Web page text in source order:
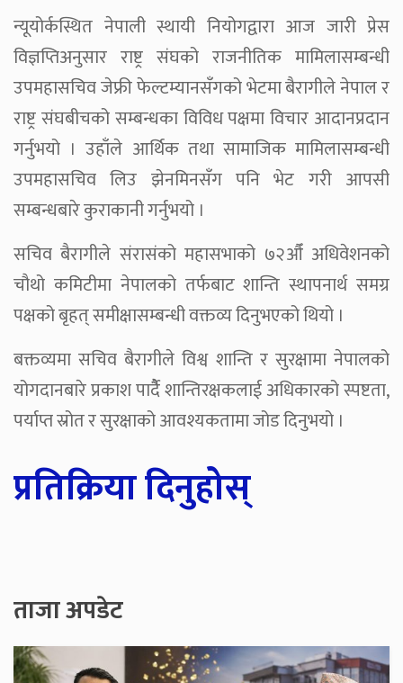
न्यूयोर्कस्थित नेपाली स्थायी नियोगद्वारा आज जारी प्रेस
विज्ञप्तिअनुसार राष्ट्र संघको राजनीतिक मामिलासम्बन्धी
उपमहासचिव जेफ्री फेल्टम्यानसँगको भेटमा बैरागीले नेपाल र
राष्ट्र संघबीचको सम्बन्धका विविध पक्षमा विचार आदानप्रदान
गर्नुभयो । उहाँले आर्थिक तथा सामाजिक मामिलासम्बन्धी
उपमहासचिव लिउ झेनमिनसँग पनि भेट गरी आपसी
सम्बन्धबारे कुराकानी गर्नुभयो ।
सचिव बैरागीले संरासंको महासभाको ७२औँ अधिवेशनको
चौथो कमिटीमा नेपालको तर्फबाट शान्ति स्थापनार्थ समग्र
पक्षको बृहत् समीक्षासम्बन्धी वक्तव्य दिनुभएको थियो ।
बक्तव्यमा सचिव बैरागीले विश्व शान्ति र सुरक्षामा नेपालको
योगदानबारे प्रकाश पार्दैै शान्तिरक्षकलाई अधिकारको स्पष्टता,
पर्याप्त स्रोत र सुरक्षाको आवश्यकतामा जोड दिनुभयो ।
प्रतिक्रिया दिनुहोस्
ताजा अपडेट